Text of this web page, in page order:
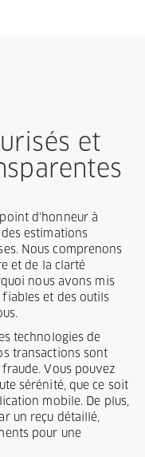
et
d'honneur à
estimations
Nous comprenons
et de la clarté
nous avons mis
fiables et des outils
technologies de
transactions sont
Vous pouvez
sérénité, que ce soit
mobile. De plus,
un reçu détaillé,
pour une